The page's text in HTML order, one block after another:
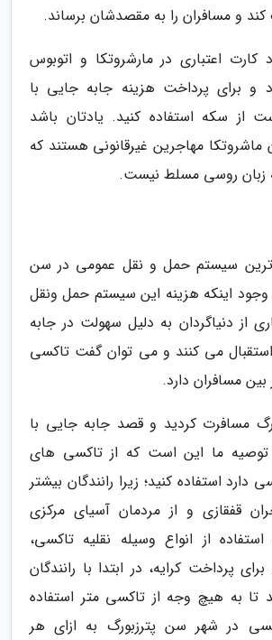
و مسافران را به مقصدشان برساند.
کارت اعتباری در مارشروتکا و اتوبوس
و برای پرداخت هزینه جابه جایی با
از سکه استفاده کنید. یادتان باشد
ماشروتکا مهاجرین غیرقانونی هستند که
زبان روسی مسلط نیست.
ترین سیستم حمل و نقل عمومی در سن
وجود اینکه هزینه این سیستم حمل ونقل
از دنیاگردان به دلیل سهولت در جابه
می کنند و می توان گفت تاکسی
مسافران دارد.
مسافرت کردید و قصد جابه جایی با
توصیه ما این است که از تاکسی های
استفاده کنید؛ زیرا رانندگان بیشتر
قفقازی و از مردمان آسیای مرکزی
از انواع وسیله نقلیه تاکسی،
پرداخت کرایه، در ابتدا با رانندگان
تا به هیچ وجه از تاکسی متر استفاده
در شهر سن پترزبورگ به ازای هر